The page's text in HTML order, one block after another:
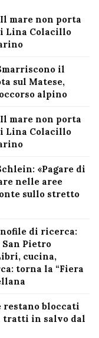
mare non porta
Lina Colacillo
il
sul Matese,
alpino
mare non porta
Lina Colacillo
«Pagare di
nelle aree
sullo stretto
di ricerca:
Pietro
cucina,
torna la “Fiera
restano bloccati
tratti in salvo dal